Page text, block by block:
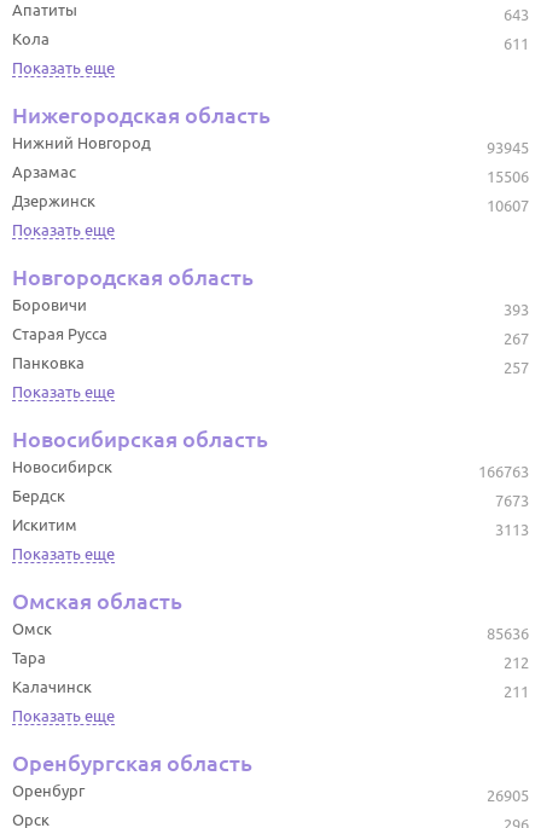
643
Апатиты
611
Кола
Показать еще
Нижегородская область
93945
Нижний Новгород
15506
Арзамас
10607
Дзержинск
Показать еще
Новгородская область
393
Боровичи
267
Старая Русса
257
Панковка
Показать еще
Новосибирская область
166763
Новосибирск
7673
Бердск
3113
Искитим
Показать еще
Омская область
85636
Омск
212
Тара
211
Калачинск
Показать еще
Оренбургская область
26905
Оренбург
296
Орск